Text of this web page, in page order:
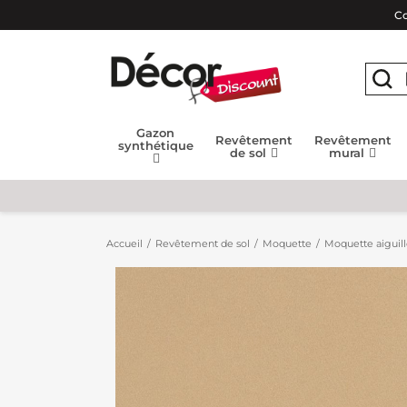
Gazon
synthétique
Revêtement
de sol
Revêtement
mural
Accueil Revêtement de sol Moquette Moquette